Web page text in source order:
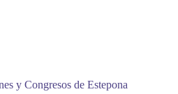
y Congresos de Estepona